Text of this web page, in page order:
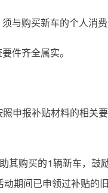
与购买新车的个人消
件齐全属实。
申报补贴材料的相关
其购买的1辆新车，鼓
期间已申领过补贴的